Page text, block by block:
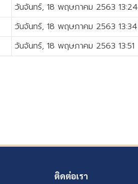
วันจันทร์, 18 พฤษภาคม 2563 13:24
วันจันทร์, 18 พฤษภาคม 2563 13:34
วันจันทร์, 18 พฤษภาคม 2563 13:51
ติดต่อเรา